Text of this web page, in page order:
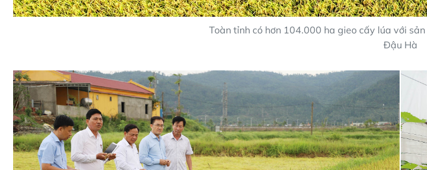
Toàn tỉnh có hơn 104.000 ha gieo cấy lúa với
Đậu Hà